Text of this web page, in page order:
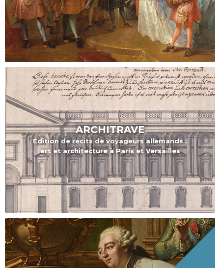
ARCHITRAVE
Édition de récits de voyageurs allemands :
art et architecture à Paris et Versailles